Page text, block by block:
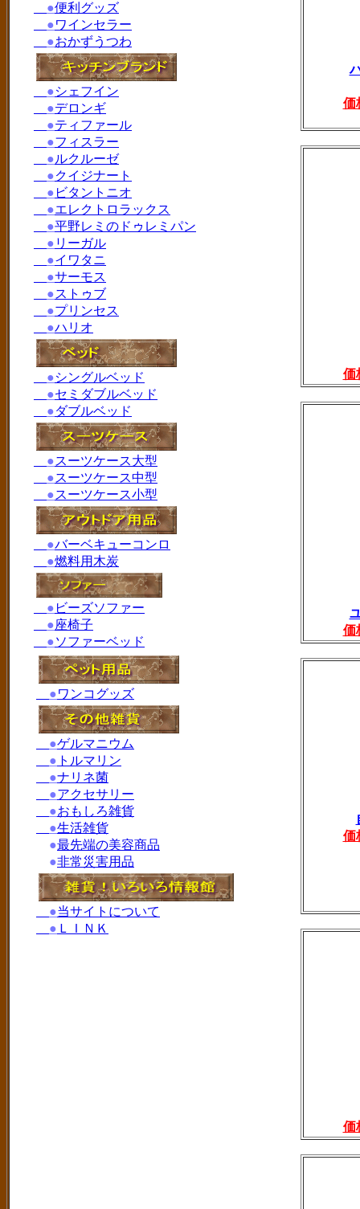
価
価
価
価
価
●便利グッズ
●ワインセラー
●おかずうつわ
●シェフイン
●デロンギ
●ティファール
●フィスラー
●ルクルーゼ
●クイジナート
● ビタントニオ
●エレクトロラックス
●平野レミのドゥレミパン
● リーガル
●イワタニ
●サーモス
●ストゥブ
●プリンセス
●ハリオ
●シングルベッド
●セミダブルベッド
●ダブルベッド
●スーツケース大型
●スーツケース中型
●スーツケース小型
●バーベキューコンロ
●燃料用木炭
● ビーズソファー
●座椅子
●ソファーベッド
●ワンコグッズ
●ゲルマニウム
● トルマリン
●ナリネ菌
●アクセサリー
●おもしろ雑貨
●生活雑貨
●最先端の美容商品
●非常災害用品
●当サイトについて
● ＬＩＮＫ